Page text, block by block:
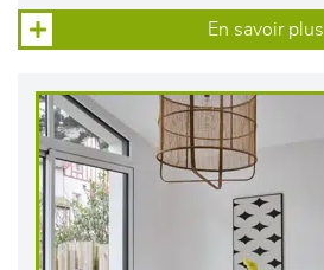
En savoir plus